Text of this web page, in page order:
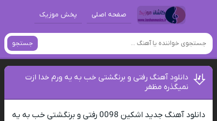
صفحه اصلی پخش موزیک
جستجو
دانلود آهنگ رفتی و برنگشتی خب به یه ورم خدا ازت
نمیگذره مظفر
دانلود آهنگ جدید اشکین 0098 رفتی و برنگشتی خب به یه